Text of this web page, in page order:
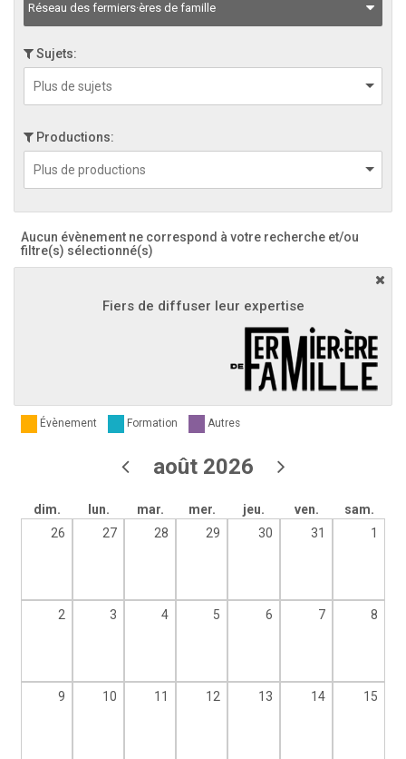
Réseau des fermiers·ères de famille
Sujets:
Productions:
Aucun évènement ne correspond à votre recherche et/ou
filtre(s) sélectionné(s)
Fiers de diffuser leur expertise
Évènement Formation Autres
août 2026
dim. lun. mar. mer. jeu. ven.
sam.
26
27 28 29 30 31 1
2 3 4 5 6 7 8
9 10 11 12 13 14 15